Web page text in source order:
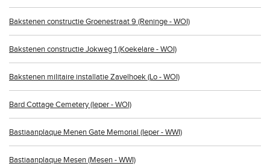
Bakstenen constructie Groenestraat 9 (Reninge - WOI)
Bakstenen constructie Jokweg 1 (Koekelare - WOI)
Bakstenen militaire installatie Zavelhoek (Lo - WOI)
Bard Cottage Cemetery (Ieper - WOI)
Bastiaanplaque Menen Gate Memorial (Ieper - WWI)
Bastiaanplaque Mesen (Mesen - WWI)